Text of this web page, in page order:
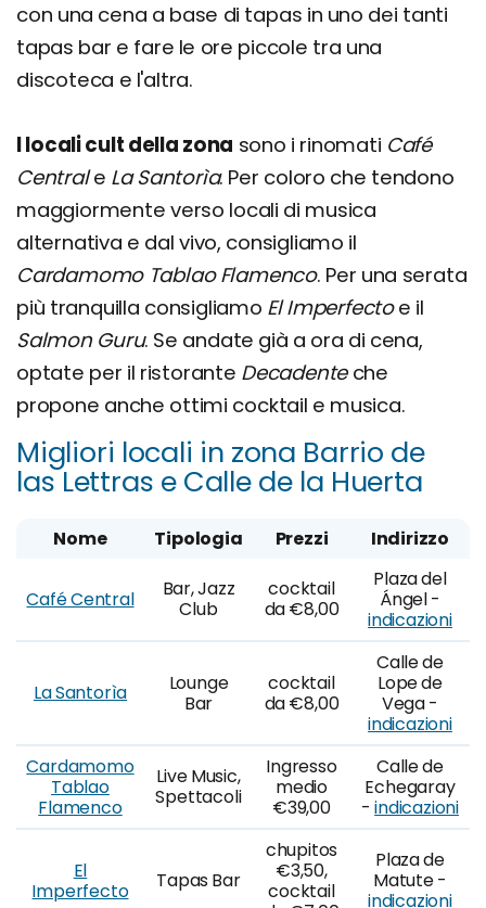
con una cena a base di tapas in uno dei tanti
tapas bar e fare le ore piccole tra una
discoteca e l'altra.
I locali cult della zona sono i rinomati Café
Centrale La Santorìa. Per coloro che tendono
maggiormente verso locali di musica
alternativa e dal vivo, consigliamo il
Cardamomo Tablao Flamenco. Per una serata
più tranquilla consigliamo El Imperfectoe il
Salmon Guru. Se andate già a ora di cena,
optate per il ristorante Decadenteche
propone anche ottimi cocktail e musica.
Migliori locali in zona Barrio de
las Lettras e Calle de la Huerta
Nome Tipologia Prezzi Indirizzo
Café Central
Bar, Jazz
Club
cocktail
da €8,00
Plaza del
Ángel -
indicazioni
La Santorìa
Lounge
Bar
cocktail
da €8,00
Calle de
Lope de
Vega -
indicazioni
Cardamomo
Tablao
Flamenco
Live Music,
Spettacoli
Ingresso
medio
€39,00
Calle de
Echegaray
-indicazioni
El
Imperfecto
Tapas Bar
chupitos
€3,50,
cocktail
Plaza de
Matute -
indicazioni